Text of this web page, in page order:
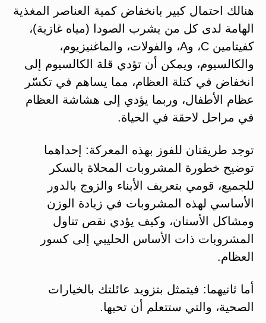
هنالك احتمال كبير بانخفاض كمية العناصر المغذية
الهامة لدى كل من يشرب الصودا (مياه غازية)،
كفيتامين C، وA، والفولات، والماغنيزيوم،
والكالسيوم، ويمكن أن تؤدي قلة الكالسيوم إلى
انخفاض في كتلة العظام، مما يساهم في تكسّر
عظام الأطفال، وربما يؤدي إلى هشاشة العظام
في مراحل لاحقة في الحياة.
توجد طريقتان للفوز بهذه المعركة: إحداهما
توضيح خطورة المشروبات المحلاة بالسكر
للجميع، قومي بتعريف الأبناء والزوج بالدور
الأساسي لهذه المشروبات في زيادة الوزن
ومشاكل الأسنان، وكيف يؤدي نقص تناول
المشروبات ذات الأساس الحليبي إلى كسور
العظام.
أما ثانيهما: فيتمثل بتزويد عائلتك بالخيارات
الصحية، والتي ستتعلم أن تحبها.